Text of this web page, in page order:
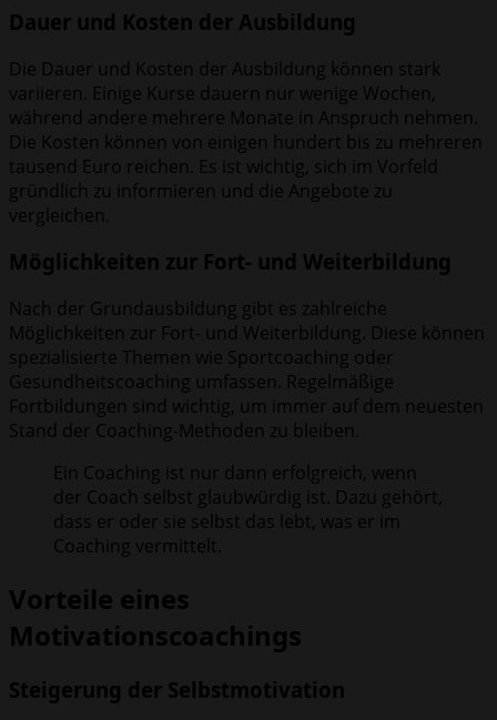
Dauer und Kosten der Ausbildung
Die Dauer und Kosten der Ausbildung können stark
variieren. Einige Kurse dauern nur wenige Wochen,
während andere mehrere Monate in Anspruch nehmen.
Die Kosten können von einigen hundert bis zu mehreren
tausend Euro reichen. Es ist wichtig, sich im Vorfeld
gründlich zu informieren und die Angebote zu
vergleichen.
Möglichkeiten zur Fort- und Weiterbildung
Nach der Grundausbildung gibt es zahlreiche
Möglichkeiten zur Fort- und Weiterbildung. Diese können
spezialisierte Themen wie Sportcoaching oder
Gesundheitscoaching umfassen. Regelmäßige
Fortbildungen sind wichtig, um immer auf dem neuesten
Stand der Coaching-Methoden zu bleiben.
Ein Coaching ist nur dann erfolgreich, wenn
der Coach selbst glaubwürdig ist. Dazu gehört,
dass er oder sie selbst das lebt, was er im
Coaching vermittelt.
Vorteile eines
Motivationscoachings
Steigerung der Selbstmotivation